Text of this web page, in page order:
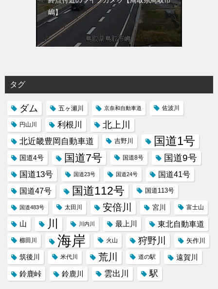
嶋】
タグ
ダム 五ヶ瀬川 京奈和自動車道 佐波川
円山川 利根川 北上川
北近畿豊岡自動車道 吉野川 国道1号
国道4号 国道7号 国道8号 国道9号
国道13号 国道23号 国道24号 国道41号
国道47号 国道112号 国道113号
国道483号 太田川 安倍川 宮川 富士山
山 川 川内川 最上川 東北自動車道
櫛田川 海岸 火山 狩野川 矢作川
筑後川 米代川 荒川 道の駅
遠賀川
鈴鹿峠
鈴鹿川 雲出川 駅